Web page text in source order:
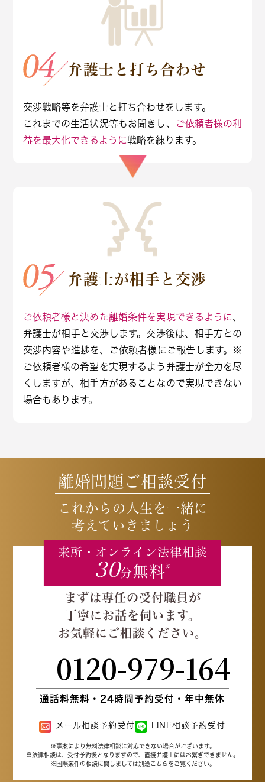
弁護士と打ち合わせ
交渉戦略等を弁護士と打ち合わせをします。
これまでの生活状況等もお聞きし、
ご依頼者様の利
益を最大化できるように戦略を練ります。
弁護士が相手と交渉
ご依頼者様と決めた離婚条件を実現できるように、
弁護士が相手と交渉します。交渉後は、相手方との
交渉内容や進捗を、ご依頼者様にご報告します。※
ご依頼者様の希望を実現するよう弁護士が全力を尽
くしますが、相手方があることなので実現できない
場合もあります。
離婚問題ご相談受付
これからの人生を一緒に
考えていきましょう
来所・オンライン 法律相談
30分無料 ※
まずは専任の受付職員が
丁寧にお話を伺います。
お気軽にご相談ください。
0120-979-164
通話料無料・24時間予約受付・年中無休
メール相談予約受付 LINE相談予約受付
※事案により無料法律相談に対応できない場合がございます。
※法律相談は、受付予約後となりますので、 直接弁護士にはお繋ぎできません。
※国際案件の相談に関しましては 別途こちら をご覧ください。